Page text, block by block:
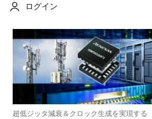
ログイン
超低ジッタ減衰＆クロック生成を実現する